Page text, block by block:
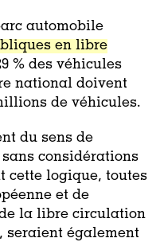
automobile
en libre
% des véhicules
national doivent
de véhicules.
du sens de
considérations
cette logique, toutes
et de
la libre circulation
seraient également